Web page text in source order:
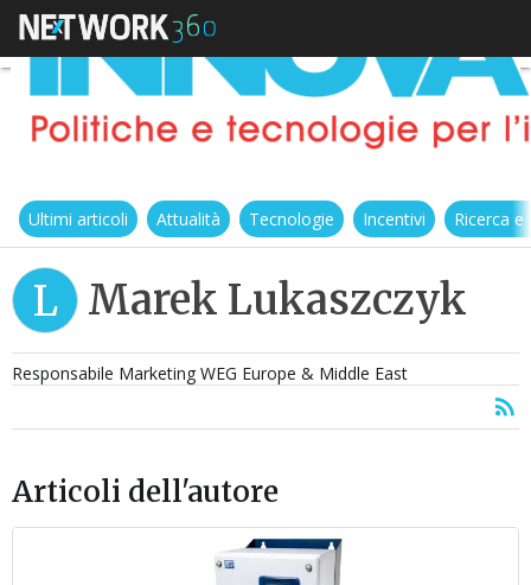
Ultimi articoli Attualità Tecnologie Incentivi Ricerca
L Marek Lukaszczyk
Responsabile Marketing WEG Europe & Middle East
Articoli dell'autore